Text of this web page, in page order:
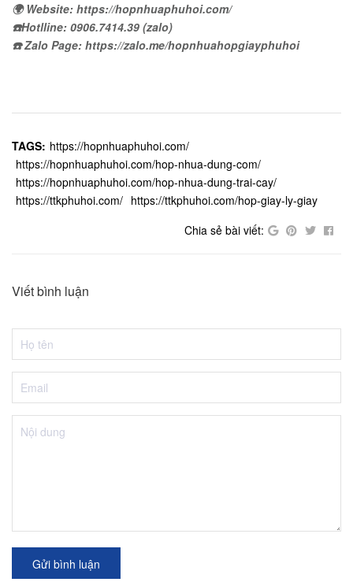
🌍 Website: https://hopnhuaphuhoi.com/
☎️Hotlline: 0906.7414.39 (zalo)
☎️ Zalo Page: https://zalo.me/hopnhuahopgiayphuhoi
TAGS: https://hopnhuaphuhoi.com/
https://hopnhuaphuhoi.com/hop-nhua-dung-com/
https://hopnhuaphuhoi.com/hop-nhua-dung-trai-cay/
https://ttkphuhoi.com/ https://ttkphuhoi.com/hop-giay-ly-giay
Chia sẻ bài viết:
Viết bình luận
Gửi bình luận